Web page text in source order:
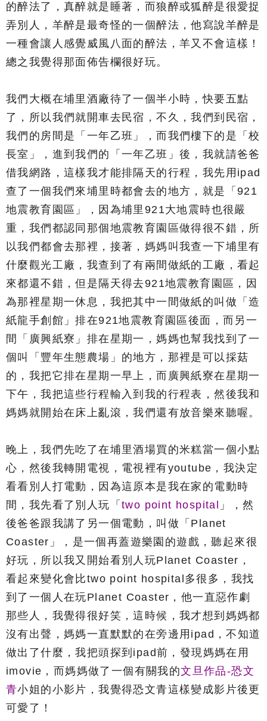
的醉法了，真醉就是睡著，而狼醉或狐醉是很愛捉
弄別人，羊醉是最奇怪的一個醉法，他寫說羊醉是
一種會讓人感覺威風八面的醉法，羊又不會這樣！
總之我覺得那面佈告欄很好玩。
我們大概在埔里酒廠待了一個半小時，快要五點
了，所以我們就開車去民宿，不久，我們到民宿，
我們的房間是「一年乙班」，而我們樓下的是「校
長室」，進到我們的「一年乙班」後，我就請爸爸
借我網路，這樣我才能排隔天的行程，我先用ipad
查了一個我們來埔里時都會去的地方，就是「921
地震教育園區」，因為埔里921大地震時也很嚴
重，我們都認同那個地震教育園區做得很不錯，所
以我們都會去那裡，接著，媽媽叫我查一下埔里有
什麼觀光工廠，我查到了有兩間做紙的工廠，看起
來都還不錯，但是隔天得去921地震教育園區，因
為那裡星期一休息，我把其中一間做紙的叫做「造
紙龍手創館」排在921地震教育園區後面，而另一
間「廣興紙寮」排在星期一，媽媽也幫我找到了一
個叫「豐年生態農場」的地方，那裡是可以採菇
的，我把它排在星期一早上，而廣興紙寮在星期一
下午，我把這些行程輸入到我的行程表，然後我和
媽媽就開始在床上亂滾，我們還有放音樂來聽喔。
晚上，我們先吃了在埔里酒場買的米糕當一個小點
心，然後我轉開電視，電視裡有youtube，我決定
看看別人打電動，因為這原本是我在家的電動時
間，我先看了別人玩「 two point hospital
」，然
後爸爸跟我講了另一個電動，叫做「Planet
Coaster」，是一個再蓋遊樂園的遊戲，聽起來很
好玩，所以我又開始看別人玩Planet Coaster，
看起來變化會比two point hospital多很多，我找
到了一個人在玩Planet Coaster，他一直惡作劇
那些人，我覺得很好笑，這時候，我才想到媽媽都
沒有出聲，媽媽一直默默的在旁邊用ipad，不知道
做出了什麼，我把頭探到ipad前，發現媽媽在用
imovie，而媽媽做了一個有關我的文旦作品-恐文
青小姐的小影片，我覺得恐文青這樣變成影片後更
可愛了！